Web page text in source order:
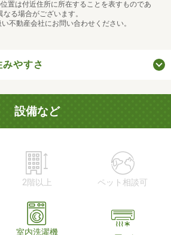
置は付近住所に所在することを表すものであ
る場合がございます。
不動産会社にお問い合わせください。
やすさ
設備など
2階以上 ペット相談可
室内洗濯機